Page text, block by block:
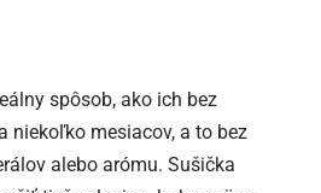
spôsob, ako ich bez
niekoľko mesiacov, a to bez
alebo arómu. Sušička